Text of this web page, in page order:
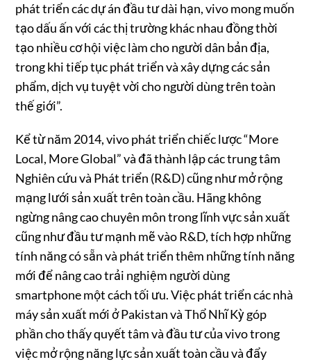
phát triển các dự án đầu tư dài hạn, vivo mong muốn
tạo dấu ấn với các thị trường khác nhau đồng thời
tạo nhiều cơ hội việc làm cho người dân bản địa,
trong khi tiếp tục phát triển và xây dựng các sản
phẩm, dịch vụ tuyệt vời cho người dùng trên toàn
thế giới”.
Kể từ năm 2014, vivo phát triển chiếc lược “More
Local, More Global” và đã thành lập các trung tâm
Nghiên cứu và Phát triển (R&D) cũng như mở rộng
mạng lưới sản xuất trên toàn cầu. Hãng không
ngừng nâng cao chuyên môn trong lĩnh vực sản xuất
cũng như đầu tư mạnh mẽ vào R&D, tích hợp những
tính năng có sẵn và phát triển thêm những tính năng
mới để nâng cao trải nghiệm người dùng
smartphone một cách tối ưu. Việc phát triển các nhà
máy sản xuất mới ở Pakistan và Thổ Nhĩ Kỳ góp
phần cho thấy quyết tâm và đầu tư của vivo trong
việc mở rộng năng lực sản xuất toàn cầu và đẩy